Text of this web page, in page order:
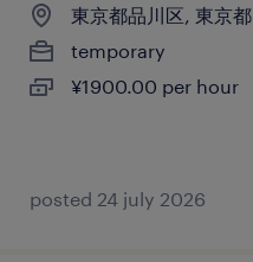
東京都品川区, 東京都
temporary
¥1900.00 per hour
posted 24 july 2026